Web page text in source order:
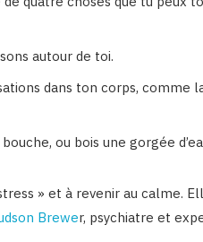
autour de toi.
dans ton corps, comme
ou bois une gorgée
» et à revenir au calme.
Brewer, psychiatre et